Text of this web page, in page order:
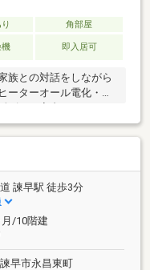
角部屋
機 即入居可
族との対話をしながら
ーターオール電化・バ
機付きバスルーム ・
イバシーを守られま
置 ベランダへ置いた
敷地内２台確保・ペッ
とが可能です。・宅
物を受け取り可能・
ンクルーム設置・指
トランスのドアは開
効果、結露防止
諫早駅 徒歩3分
/10階建
早市永昌東町